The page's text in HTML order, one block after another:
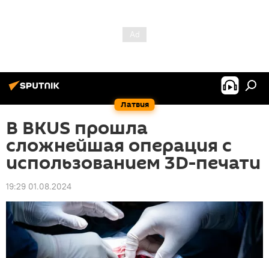
Латвия
В BKUS прошла
сложнейшая операция с
использованием 3D-печати
19:29 01.08.2024